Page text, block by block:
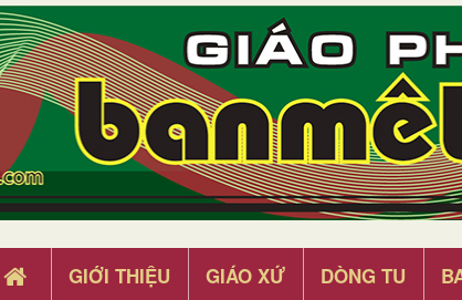
GIỚI THIỆU GIÁO XỨ DÒNG TU